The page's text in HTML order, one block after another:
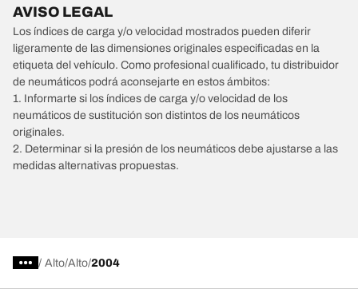
AVISO LEGAL
Los índices de carga y/o velocidad mostrados pueden diferir
ligeramente de las dimensiones originales especificadas en la
etiqueta del vehículo. Como profesional cualificado, tu distribuidor
de neumáticos podrá aconsejarte en estos ámbitos:
1. Informarte si los índices de carga y/o velocidad de los
neumáticos de sustitución son distintos de los neumáticos
originales.
2. Determinar si la presión de los neumáticos debe ajustarse a las
medidas alternativas propuestas.
/ Alto Alto 2004